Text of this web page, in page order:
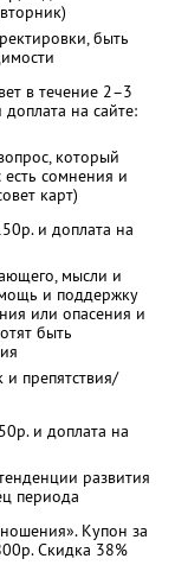
быть
в течение 2–3
на сайте:
который
есть сомнения и
карт)
и доплата на
мысли и
и поддержку
или опасения и
быть
и препятствия/
и доплата на
развития
периода
Купон за
Скидка 38%